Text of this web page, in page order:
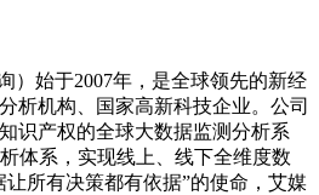
）始于2007年，是全球领先的新经
析机构、国家高新科技企业。公司
识产权的全球大数据监测分析系
体系，实现线上、线下全维度数
所有决策都有依据”的使命，艾媒